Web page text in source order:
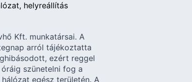
helyreállítás
Kft. munkatársai. A
arról tájékoztatta
ezért reggel
szünetelni fog a
egész területén. A